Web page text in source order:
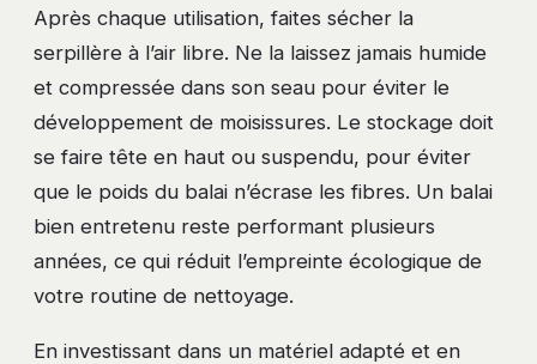
Après chaque utilisation, faites sécher la
serpillère à l’air libre. Ne la laissez jamais humide
et compressée dans son seau pour éviter le
développement de moisissures. Le stockage doit
se faire tête en haut ou suspendu, pour éviter
que le poids du balai n’écrase les fibres. Un balai
bien entretenu reste performant plusieurs
années, ce qui réduit l’empreinte écologique de
votre routine de nettoyage.
En investissant dans un matériel adapté et en